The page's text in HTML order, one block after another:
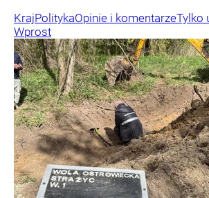
KrajPolitykaOpinie i komentarzeTylko
Wprost